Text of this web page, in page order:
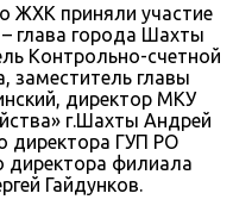
ЖХК приняли участие
глава города Шахты
Контрольно-счетной
заместитель главы
директор МКУ
г.Шахты Андрей
директора ГУП РО
директора филиала
Гайдунков.